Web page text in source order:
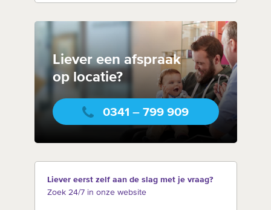
Liever een afspraak
op locatie?
0341 – 799 909
Liever eerst zelf aan de slag met je vraag?
Zoek 24/7 in onze website